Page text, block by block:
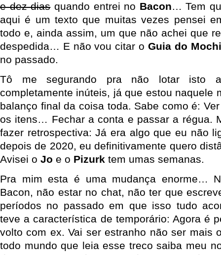
e dez diasquando entrei no Bacon… Tem
aqui é um texto que muitas vezes pensei
todo e, ainda assim, um que não achei que
despedida… E não vou citar o Guia do
no passado.
Tô me segurando pra não lotar isto
completamente inúteis, já que estou naquele
balanço final da coisa toda. Sabe como é:
os itens… Fechar a conta e passar a régua.
fazer retrospectiva: Já era algo que eu não
depois de 2020, eu definitivamente quero
Avisei o Jo e o Pizurk tem umas semanas.
Pra mim esta é uma mudança enorme…
Bacon, não estar no chat, não ter que
períodos no passado em que isso tudo
teve a característica de temporário: Agora é
volto com ex. Vai ser estranho não ser mais
todo mundo que leia esse treco saiba meu